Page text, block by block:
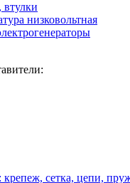
низковольтная
сетка, цепи,